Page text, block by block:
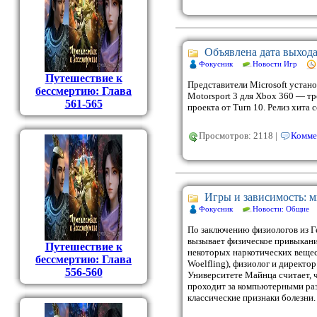
Путешествие к
бессмертию: Глава
561-565
Путешествие к
бессмертию: Глава
556-560
Объявлена дата
Фокусник Новости Игр
Представители Microsoft
Motorsport 3 для Xbox 360 —
проекта от Turn 10. Релиз хита
Просмотров: 2118 |
Игры и зависимость:
Фокусник Новости: Общие
По заключению физиологов из
вызывает физическое
некоторых наркотических
Woelfling), физиолог и
Университете Майнца считает,
проходит за компьютерными
классические признаки болезни.